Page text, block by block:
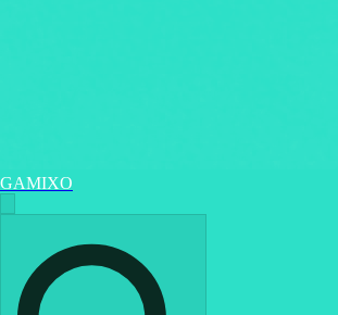
GAMIXO